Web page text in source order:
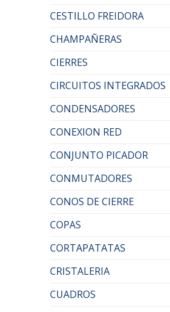
CESTILLO FREIDORA
CHAMPAÑERAS
CIERRES
CIRCUITOS INTEGRADOS
CONDENSADORES
CONEXION RED
CONJUNTO PICADOR
CONMUTADORES
CONOS DE CIERRE
COPAS
CORTAPATATAS
CRISTALERIA
CUADROS